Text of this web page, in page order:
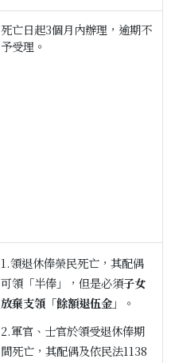
死亡日起3個月內辦理，逾期不
予受理。
1.領退休俸榮民死亡，其配偶
可領「半俸」，但是必須子女
放棄支領「餘額退伍金」
。
2.軍官、士官於領受退休俸期
間死亡，其配偶及依民法1138